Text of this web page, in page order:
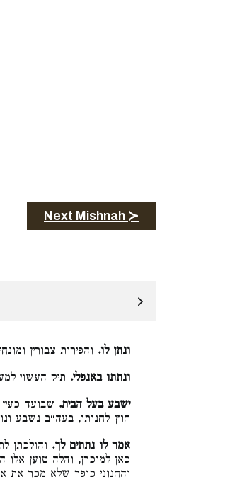
Next Mishnah ≻
ונתן לו. והפירות צבורין
ונתתו באנפלי. תיק העשוי
ישבע בעל הבית. שבועה
חוץ לחנותו, בעה״ב נשבע
אמר לו נתתים לך. והולכתן
כאן למוכרן, והלה טוען
והחנוני כופר שלא מכר את